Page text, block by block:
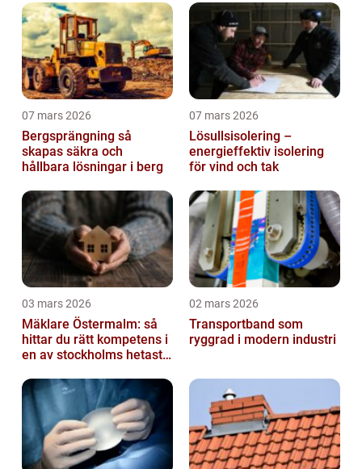
07 mars 2026
Bergsprängning så
skapas säkra och
hållbara lösningar i berg
07 mars 2026
Lösullsisolering –
energieffektiv isolering
för vind och tak
03 mars 2026
Mäklare Östermalm: så
hittar du rätt kompetens i
en av stockholms hetaste
02 mars 2026
Transportband som
ryggrad i modern industri